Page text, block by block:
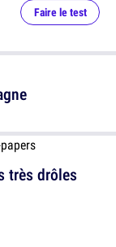
très drôles
Faire le test